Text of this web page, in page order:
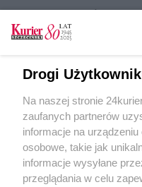
Rozpoczęły się
Sprawdzian wiedzy i
Rusza egzamin
Ósmoklasiści poznali
POGODA
Drogi
Na naszej stronie
zaufanych partnerów
informacje na
osobowe, takie jak
informacje wysyłane
przeglądania w celu